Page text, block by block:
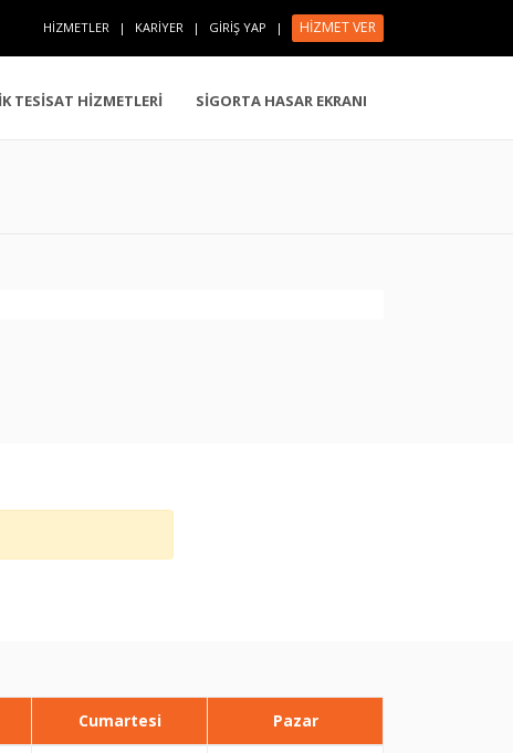
HİZMETLER | KARİYER | GİRİŞ YAP | HİZMET VER
TESİSAT HİZMETLERİ SİGORTA HASAR EKRANI
Cumartesi Pazar